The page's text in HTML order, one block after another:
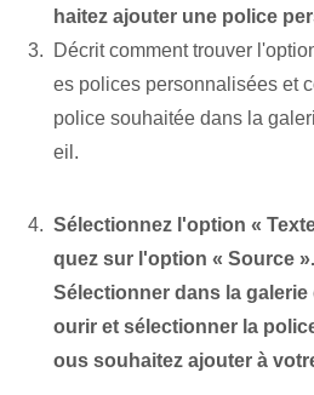
haitez ajouter une police
Décrit comment trouver
es polices personnalisées et
police souhaitée dans la
eil.
Sélectionnez l'option «
quez sur l'option « Source
Sélectionner dans la
ourir et sélectionner‍ la
ous souhaitez ajouter à